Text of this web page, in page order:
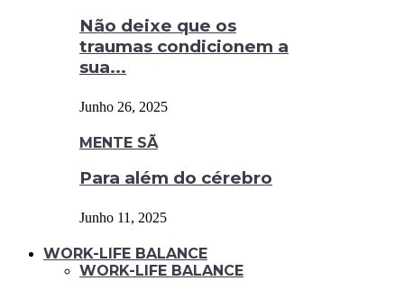
Não deixe que os
traumas condicionem a
sua...
Junho 26, 2025
MENTE SÃ
Para além do cérebro
Junho 11, 2025
WORK-LIFE BALANCE
WORK-LIFE BALANCE